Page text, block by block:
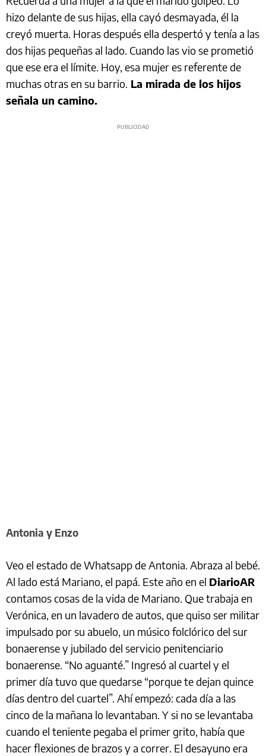
hizo delante de sus hijas, ella cayó desmayada, él la
creyó muerta. Horas después ella despertó y tenía a las
dos hijas pequeñas al lado. Cuando las vio se prometió
que ese era el límite. Hoy, esa mujer es referente de
muchas otras en su barrio. La mirada de los hijos
señala un camino.
Antonia y Enzo
Veo el estado de Whatsapp de Antonia. Abraza al bebé.
Al lado está Mariano, el papá. Este año en el DiarioAR
contamos cosas de la vida de Mariano. Que trabaja en
Verónica, en un lavadero de autos, que quiso ser militar
impulsado por su abuelo, un músico folclórico del sur
bonaerense y jubilado del servicio penitenciario
bonaerense. “No aguanté.” Ingresó al cuartel y el
primer día tuvo que quedarse “porque te dejan quince
días dentro del cuartel”. Ahí empezó: cada día a las
cinco de la mañana lo levantaban. Y si no se levantaba
cuando el teniente pegaba el primer grito, había que
hacer flexiones de brazos y a correr. El desayuno era